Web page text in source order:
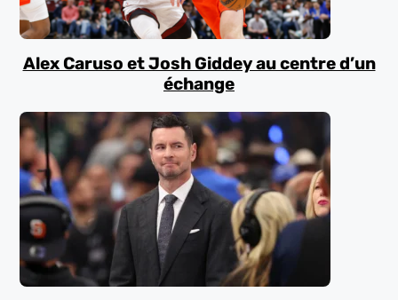
Alex Caruso et Josh Giddey au centre d’un
échange